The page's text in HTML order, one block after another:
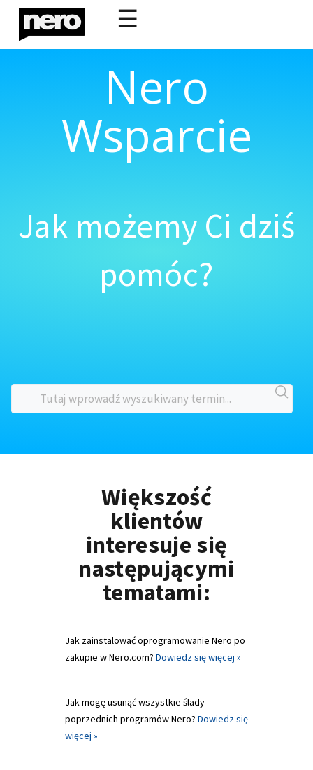
☰
Nero
Wsparcie
Jak możemy Ci dziś
pomóc?
Większość
klientów
interesuje się
następującymi
tematami:
Jak zainstalować oprogramowanie Nero po
zakupie w Nero.com? Dowiedz się więcej »
Jak mogę usunąć wszystkie ślady
poprzednich programów Nero? Dowiedz się
więcej »